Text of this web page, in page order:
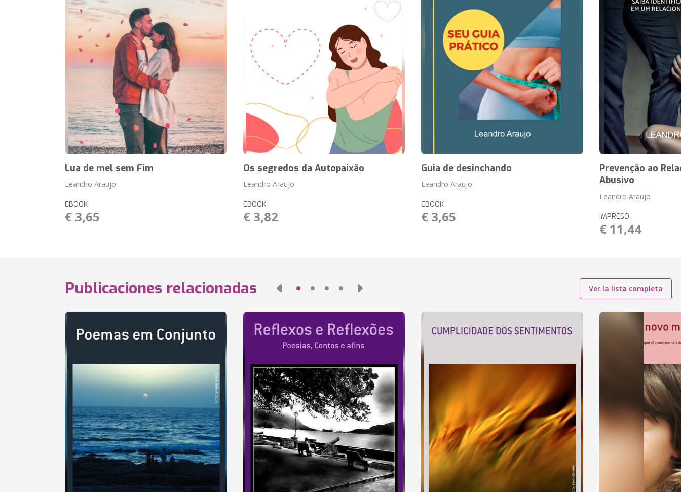
Lua de mel sem Fim
Leandro Araujo
EBOOK
€ 3,65
Os segredos da Autopaixão
Leandro Araujo
EBOOK
€ 3,82
Guia de desinchando
Leandro Araujo
EBOOK
€ 3,65
Prevenção ao
Abusivo
Leandro Araujo
IMPRESO
€ 11,44
Publicaciones relacionadas Ver la lista completa